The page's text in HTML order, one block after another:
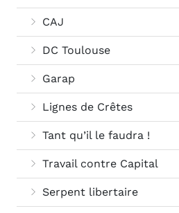
CAJ
DC Toulouse
Garap
Lignes de Crêtes
Tant qu’il le faudra !
Travail contre Capital
Serpent libertaire